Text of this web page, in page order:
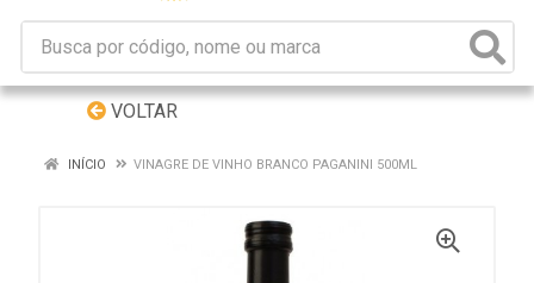
VOLTAR
INÍCIO VINAGRE DE VINHO BRANCO PAGANINI 500ML